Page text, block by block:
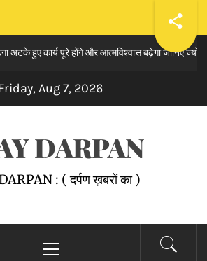
पूरे होंगे और आत्मविश्वास बढ़ेगा जानिए ज्योतिष आचार्य
Aug 7, 2026
DARPAN
: ( दर्पण ख़बरों का )
Menu